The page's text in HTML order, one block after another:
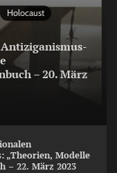
Holocaust
– 20. März
„Theorien, Modelle
– 22. März 2023